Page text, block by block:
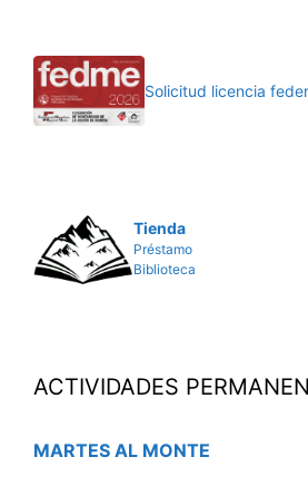
Solicitud licencia
Tienda
Préstamo
Biblioteca
ACTIVIDADES
MARTES AL MONTE